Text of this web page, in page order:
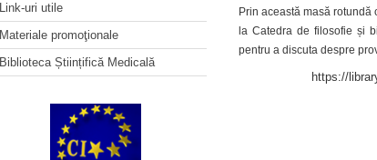
Link-uri utile
Materiale promoţionale
Biblioteca Științifică Medicală
Prin această masă
la Catedra de filosofie și
pentru a discuta despre
https://